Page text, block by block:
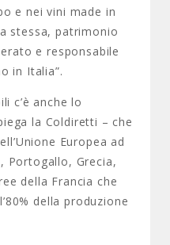
e nei vini made in
stessa, patrimonio
e responsabile
in Italia”.
c’è anche lo
la Coldiretti – che
Europea ad
Portogallo, Grecia,
della Francia che
della produzione